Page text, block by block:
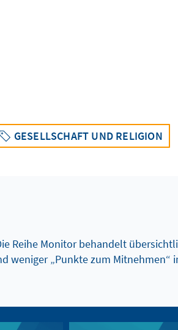
GESELLSCHAFT UND RELIGION
Reihe Monitor behandelt
weniger „Punkte zum Mitnehmen“